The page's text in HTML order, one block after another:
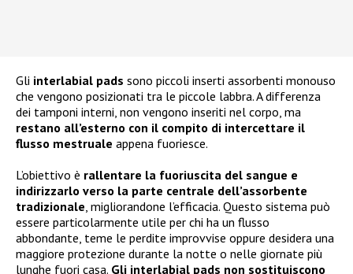
Gli interlabial pads sono piccoli inserti assorbenti monouso
che vengono posizionati tra le piccole labbra. A differenza
dei tamponi interni, non vengono inseriti nel corpo, ma
restano all’esterno con il compito di intercettare il
flusso mestruale appena fuoriesce.
L’obiettivo è rallentare la fuoriuscita del sangue e
indirizzarlo verso la parte centrale dell’assorbente
tradizionale, migliorandone l’efficacia. Questo sistema può
essere particolarmente utile per chi ha un flusso
abbondante, teme le perdite improvvise oppure desidera una
maggiore protezione durante la notte o nelle giornate più
lunghe fuori casa. Gli interlabial pads non sostituiscono